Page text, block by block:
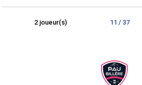
2 joueur(s) 11 / 37